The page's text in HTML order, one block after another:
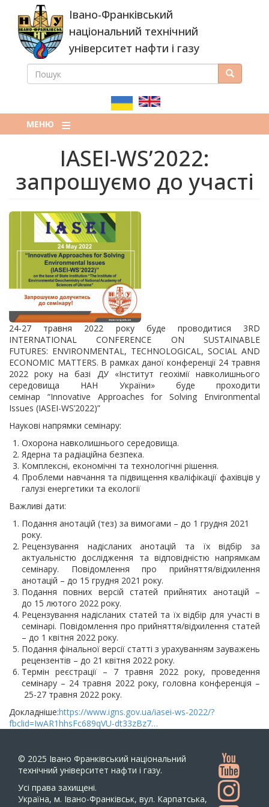
основного
вмісту
Івано-Франківський
національний технічний
університет нафти і газу
ПОШУКОВА
ПОШУК Пошук
МЕНЮ
IASEI-WS’2022:
запрошуємо до участі
24-27 травня 2022 року буде проводитися 3RD
INTERNATIONAL CONFERENCE ON SUSTAINABLE
FUTURES: ENVIRONMENTAL, TECHNOLOGICAL, SOCIAL AND
ECONOMIC MATTERS. В рамках даної конференції 24 травня
2022 року на базі ДУ «Інститут геохімії навколишнього
середовища НАН України» буде проходити
семінар “Innovative Approaches for Solving Environmental
Issues (IASEI-WS’2022)”
Наукові напрямки семінару:
Охорона навколишнього середовища.
Ядерна та радіаційна безпека.
Комплексні, економічні та технологічні рішення.
Проблеми навчання та підвищення кваліфікації фахівців у
галузі енергетики та екології
Важливі дати:
Подання анотацій (тез) за вимогами – до 1 грудня 2021
року.
Рецензування надісланих анотацій та їх відбір за
актуальністю дослідження та відповідністю напрямкам
семінару. Повідомлення про прийняття/відхилення
анотацій – до 15 грудня 2021 року.
Подання повних версій статей прийнятих анотацій –
до 15 лютого 2022 року.
Рецензування надісланих статей та їх відбір для участі в
семінарі. Повідомлення про прийняття/відхилення статей
– до 1 квітня 2022 року.
Подання фінальної версії статті з урахуванням зауважень
рецензентів – до 21 квітня 2022 року.
Термін реєстрації – 7 травня 2022 року, проведення
семінару – 24 травня 2022 року, головна конференція –
25-27 травня 2022 року.
Докладніше:https://www.igns.gov.ua/iasei-ws-2022/?
fbclid=IwAR1hhsFc689qVU-dt33zBz7…
© 2025 Івано Франківський національний
технічний університет нафти і газу.
Усi права захищенi.
Україна, м. Івано-Франківськ, вул. Карпатська,